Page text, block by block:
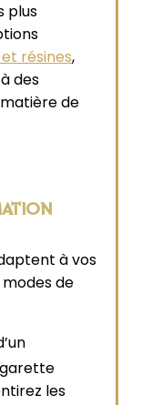
plus
résines,
des
de
à vos
de
les